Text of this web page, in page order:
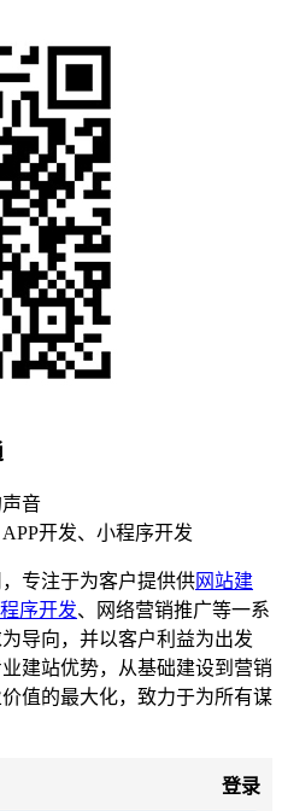
音
开发、小程序开发
专注于为客户提供供网站建
序开发、网络营销推广等一系
导向，并以客户利益为出发
建站优势，从基础建设到营销
值的最大化，致力于为所有谋
登录